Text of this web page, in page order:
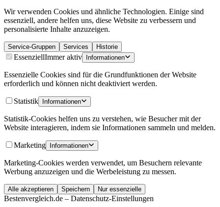
Wir verwenden Cookies und ähnliche Technologien. Einige sind
essenziell, andere helfen uns, diese Website zu verbessern und
personalisierte Inhalte anzuzeigen.
Service-Gruppen Services Historie
EssenziellImmer aktiv Informationen
Essenzielle Cookies sind für die Grundfunktionen der Website
erforderlich und können nicht deaktiviert werden.
Statistik Informationen
Statistik-Cookies helfen uns zu verstehen, wie Besucher mit der
Website interagieren, indem sie Informationen sammeln und melden.
Marketing Informationen
Marketing-Cookies werden verwendet, um Besuchern relevante
Werbung anzuzeigen und die Werbeleistung zu messen.
Alle akzeptieren Speichern Nur essenzielle
Bestenvergleich.de – Datenschutz-Einstellungen